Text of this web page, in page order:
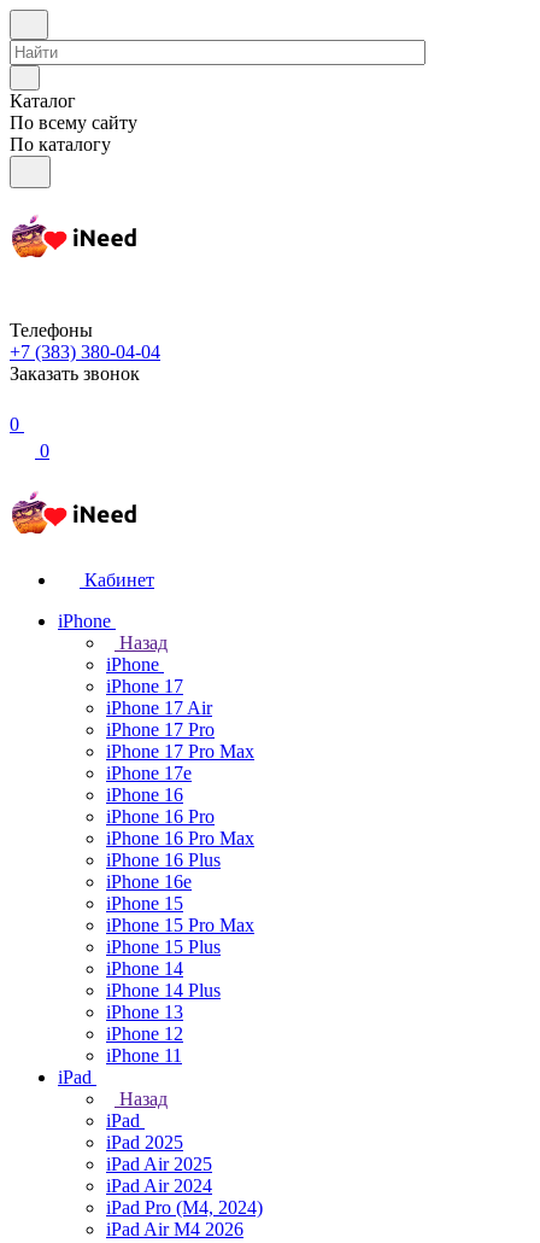
Каталог
По всему сайту
По каталогу
Телефоны
+7 (383) 380-04-04
Заказать звонок
0
0
Кабинет
iPhone
Назад
iPhone
iPhone 17
iPhone 17 Air
iPhone 17 Pro
iPhone 17 Pro Max
iPhone 17e
iPhone 16
iPhone 16 Pro
iPhone 16 Pro Max
iPhone 16 Plus
iPhone 16e
iPhone 15
iPhone 15 Pro Max
iPhone 15 Plus
iPhone 14
iPhone 14 Plus
iPhone 13
iPhone 12
iPhone 11
iPad
Назад
iPad
iPad 2025
iPad Air 2025
iPad Air 2024
iPad Pro (M4, 2024)
iPad Air M4 2026